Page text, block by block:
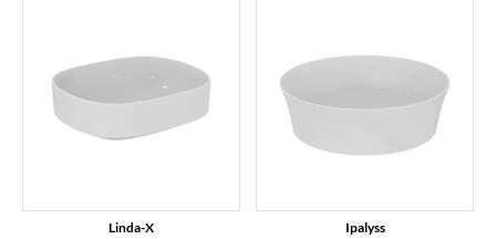
Linda-X Ipalyss